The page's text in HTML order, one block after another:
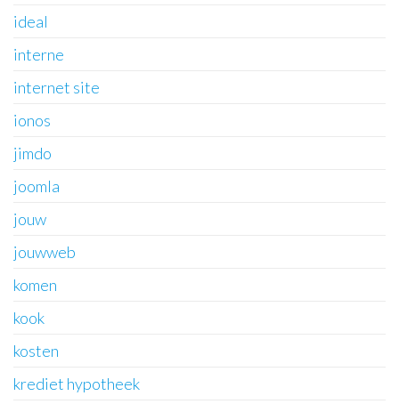
ideal
interne
internet site
ionos
jimdo
joomla
jouw
jouwweb
komen
kook
kosten
krediet hypotheek